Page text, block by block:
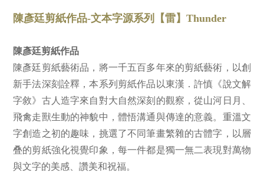
陳彥廷剪紙作品-文本字源系列【雷】Thunder
陳彥廷剪紙作品
陳彥廷剪紙藝術品，將一千五百多年來的剪紙藝術，以創
新手法深刻詮釋，本系列剪紙作品以東漢．許慎《說文解
字敘》古人造字來自對大自然深刻的觀察，從山河日月、
飛禽走獸生動的神貌中，體悟溝通與傳達的意義。重溫文
字創造之初的趣味，挑選了不同筆畫繁雜的古體字，以層
叠的剪紙強化視覺印象，每一件都是獨一無二表現對萬物
與文字的美感、讚美和祝福。